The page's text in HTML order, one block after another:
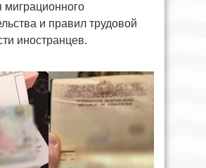
и правил трудовой
иностранцев.